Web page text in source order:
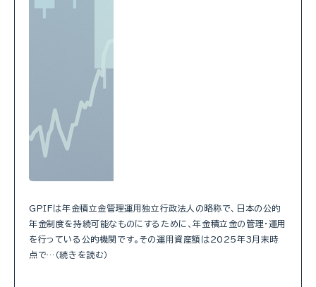
GPIFは年金積立金管理運用独立行政法人の略称で、日本の公的
年金制度を持続可能なものにするために、年金積立金の管理・運用
を行っている公的機関です。その運用資産額は2025年3月末時
点で…（続きを読む）